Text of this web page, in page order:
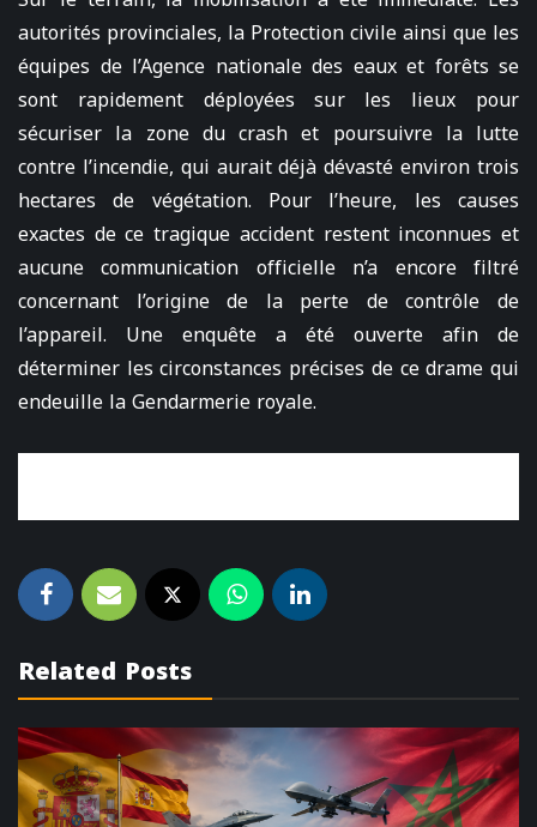
autorités provinciales, la Protection civile ainsi que les
équipes de l’Agence nationale des eaux et forêts se
sont rapidement déployées sur les lieux pour
sécuriser la zone du crash et poursuivre la lutte
contre l’incendie, qui aurait déjà dévasté environ trois
hectares de végétation. Pour l’heure, les causes
exactes de ce tragique accident restent inconnues et
aucune communication officielle n’a encore filtré
concernant l’origine de la perte de contrôle de
l’appareil. Une enquête a été ouverte afin de
déterminer les circonstances précises de ce drame qui
endeuille la Gendarmerie royale.
Related Posts